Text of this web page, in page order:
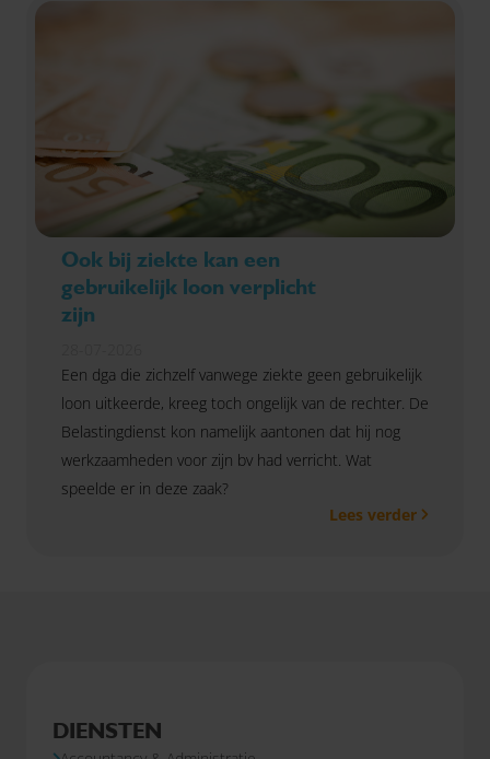
Ook bij ziekte kan een
gebruikelijk loon verplicht
zijn
Een dga die zichzelf vanwege ziekte geen gebruikelijk
loon uitkeerde, kreeg toch ongelijk van de rechter. De
Belastingdienst kon namelijk aantonen dat hij nog
werkzaamheden voor zijn bv had verricht. Wat
speelde er in deze zaak?
Lees verder
DIENSTEN